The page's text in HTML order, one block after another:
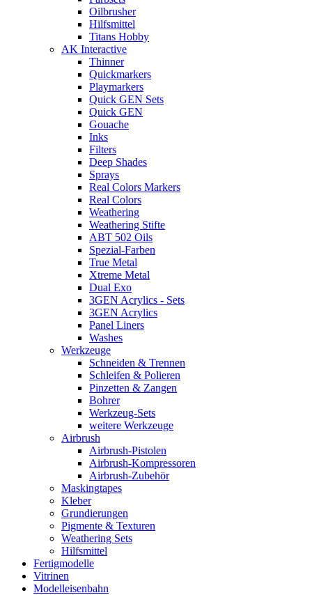
Oilbrusher
Hilfsmittel
Titans Hobby
AK Interactive
Thinner
Quickmarkers
Playmarkers
Quick GEN Sets
Quick GEN
Gouache
Inks
Filters
Deep Shades
Sprays
Real Colors Markers
Real Colors
Weathering
Weathering Stifte
ABT 502 Oils
Spezial-Farben
True Metal
Xtreme Metal
Dual Exo
3GEN Acrylics - Sets
3GEN Acrylics
Panel Liners
Washes
Werkzeuge
Schneiden & Trennen
Schleifen & Polieren
Pinzetten & Zangen
Bohrer
Werkzeug-Sets
weitere Werkzeuge
Airbrush
Airbrush-Pistolen
Airbrush-Kompressoren
Airbrush-Zubehör
Maskingtapes
Kleber
Grundierungen
Pigmente & Texturen
Weathering Sets
Hilfsmittel
Fertigmodelle
Vitrinen
Modelleisenbahn